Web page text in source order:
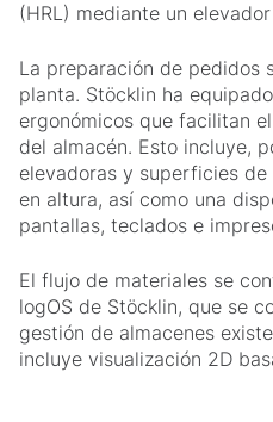
(HRL) mediante un
La preparación de pedidos
planta. Stöcklin ha
ergonómicos que facilitan
del almacén. Esto incluye,
elevadoras y superficies
en altura, así como una
pantallas, teclados e
El flujo de materiales se
logOS de Stöcklin, que se
gestión de almacenes
incluye visualización 2D